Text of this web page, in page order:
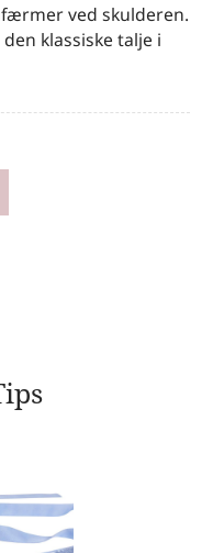
ved skulderen.
klassiske talje i